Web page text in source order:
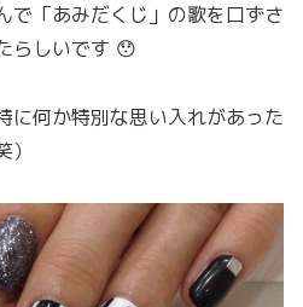
で「あみだくじ」の歌を口ずさ
らしいです 😯
に何か特別な思い入れがあった